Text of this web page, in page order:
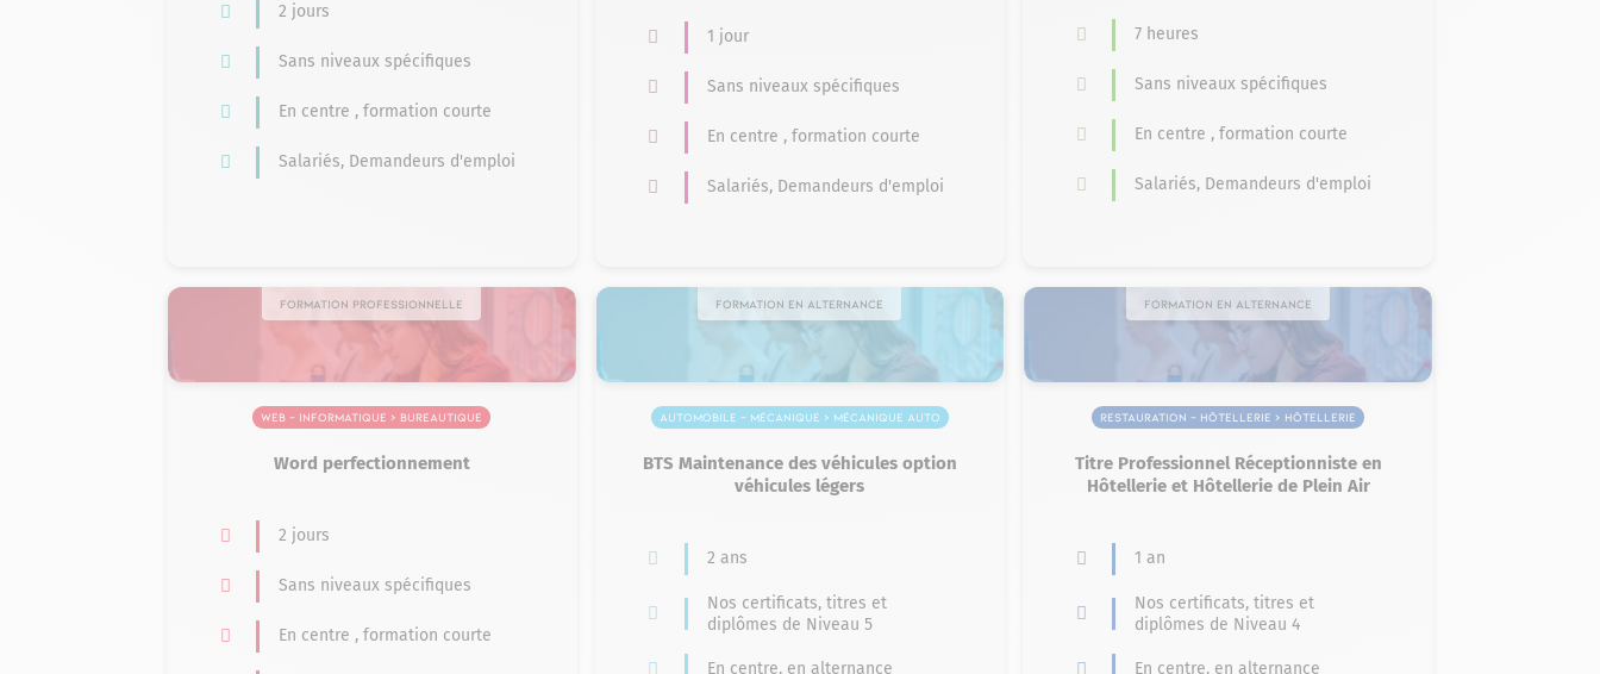
2 jours
Sans niveaux spécifiques
En centre , formation courte
Salariés, Demandeurs d'emploi
1 jour
Sans niveaux spécifiques
En centre , formation courte
Salariés, Demandeurs d'emploi
7 heures
Sans niveaux spécifiques
En centre , formation courte
Salariés, Demandeurs d'emploi
Formation professionnelle
Web – Informatique > Bureautique
Word perfectionnement
2 jours
Sans niveaux spécifiques
En centre , formation courte
Formation en alternance
Automobile – Mécanique > Mécanique auto
BTS Maintenance des véhicules option
véhicules légers
2 ans
Nos certificats, titres et
diplômes de Niveau 5
En centre, en alternance
Formation en alternance
Restauration – Hôtellerie > Hôtellerie
Titre Professionnel Réceptionniste en
Hôtellerie et Hôtellerie de Plein Air
1 an
Nos certificats, titres et
diplômes de Niveau 4
En centre, en alternance